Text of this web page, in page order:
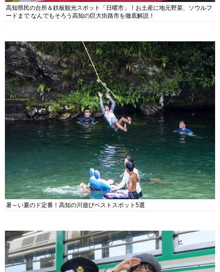
高知県民の台所＆鉄板観光スポット「日曜市」！お土産に地元野菜、ソウルフ
ードまで なんでもそろう高知の巨大街路市を徹底解説！
暑～い夏のド定番！高知の川遊びベストスポット5選